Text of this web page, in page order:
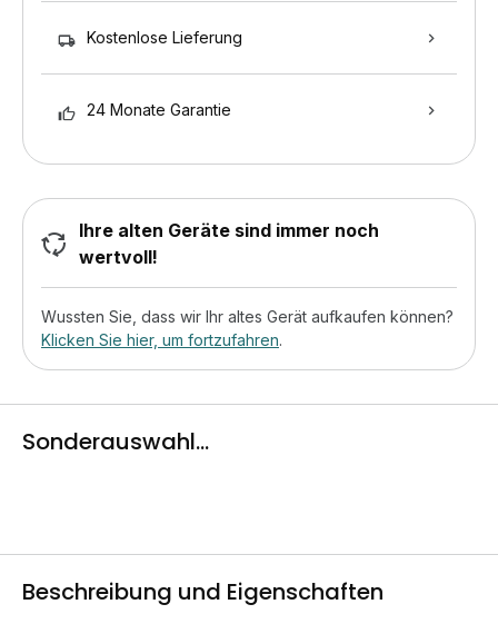
Kostenlose Lieferung
24 Monate Garantie
Ihre alten Geräte sind immer noch
wertvoll!
Wussten Sie, dass wir Ihr altes Gerät aufkaufen können?
Klicken Sie hier, um fortzufahren.
Sonderauswahl...
Beschreibung und Eigenschaften